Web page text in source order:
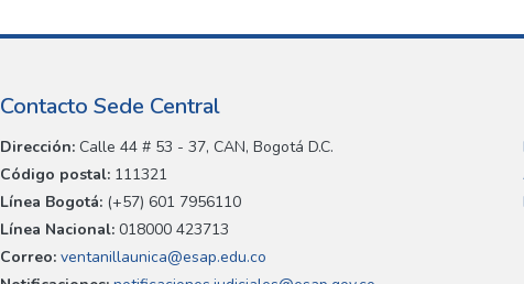
Contacto Sede Central
Dirección: Calle 44 # 53 - 37, CAN, Bogotá D.C.
Código postal: 111321
Línea Bogotá: (+57) 601 7956110
Línea Nacional: 018000 423713
Correo: ventanillaunica@esap.edu.co